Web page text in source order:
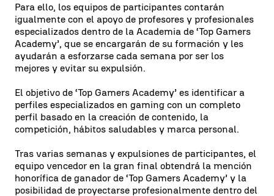
Para ello, los equipos de participantes contarán
igualmente con el apoyo de profesores y profesionales
especializados dentro de la Academia de ‘Top Gamers
Academy’, que se encargarán de su formación y les
ayudarán a esforzarse cada semana por ser los
mejores y evitar su expulsión.
El objetivo de ‘Top Gamers Academy’ es identificar a
perfiles especializados en gaming con un completo
perfil basado en la creación de contenido, la
competición, hábitos saludables y marca personal.
Tras varias semanas y expulsiones de participantes, el
equipo vencedor en la gran final obtendrá la mención
honorífica de ganador de ‘Top Gamers Academy’ y la
posibilidad de proyectarse profesionalmente dentro del